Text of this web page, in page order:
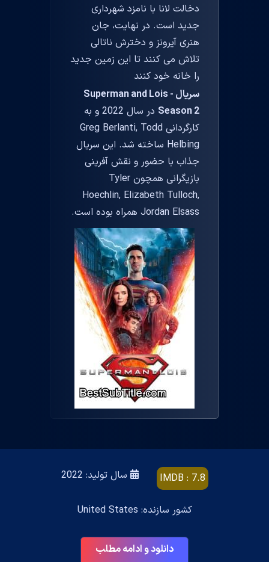
دخالت لانا با نامزد شهرداری
جدید است. در نهایت، جان
هنری آیرونز و دخترش ناتالی
تلاش می کنند تا این زمین جدید
را خانه خود کنند
سریال Superman and Lois -
Season 2
در سال 2022 و به
کارگردانی Greg Berlanti, Todd
Helbing ساخته شد. این سریال
جذاب با حضور و نقش آفرینی
بازیگرانی همچون Tyler
Hoechlin, Elizabeth Tulloch,
Jordan Elsass همراه بوده است.
IMDB : 7.8 سال تولید: 2022
کشور سازنده: United States
دانلود و ادامه مطلب